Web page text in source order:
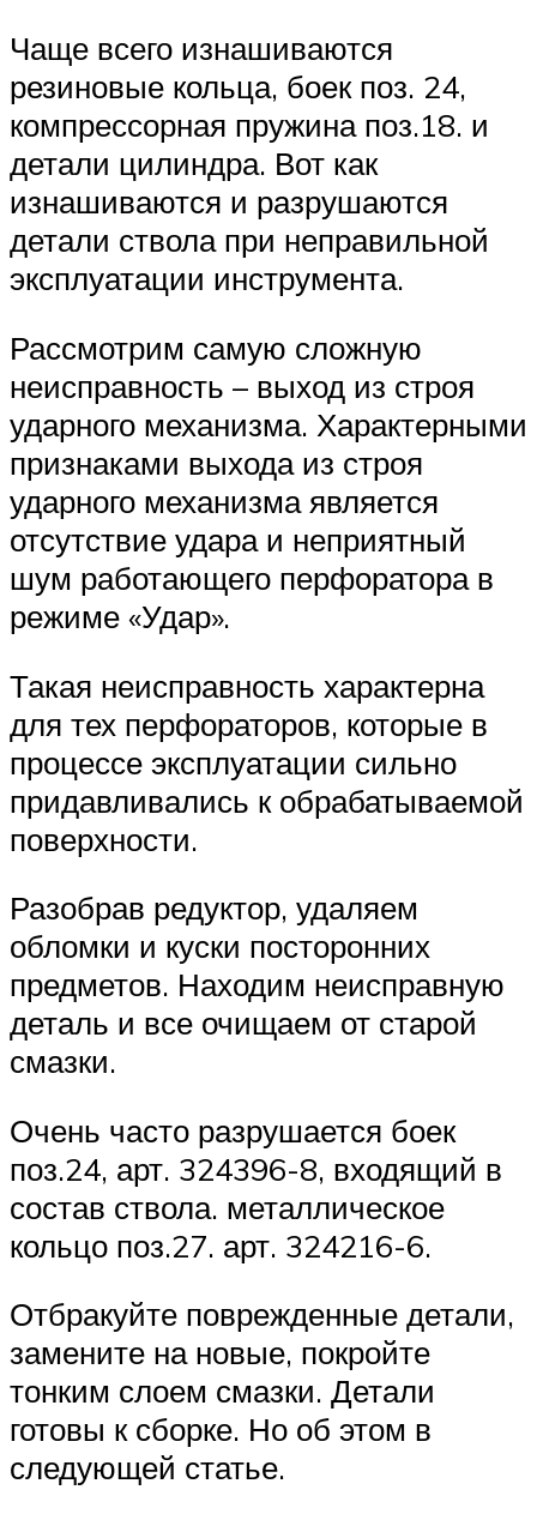
Чаще всего изнашиваются
резиновые кольца, боек поз. 24,
компрессорная пружина поз.18. и
детали цилиндра. Вот как
изнашиваются и разрушаются
детали ствола при неправильной
эксплуатации инструмента.
Рассмотрим самую сложную
неисправность – выход из строя
ударного механизма. Характерными
признаками выхода из строя
ударного механизма является
отсутствие удара и неприятный
шум работающего перфоратора в
режиме «Удар».
Такая неисправность характерна
для тех перфораторов, которые в
процессе эксплуатации сильно
придавливались к обрабатываемой
поверхности.
Разобрав редуктор, удаляем
обломки и куски посторонних
предметов. Находим неисправную
деталь и все очищаем от старой
смазки.
Очень часто разрушается боек
поз.24, арт. 324396-8, входящий в
состав ствола. металлическое
кольцо поз.27. арт. 324216-6.
Отбракуйте поврежденные детали,
замените на новые, покройте
тонким слоем смазки. Детали
готовы к сборке. Но об этом в
следующей статье.